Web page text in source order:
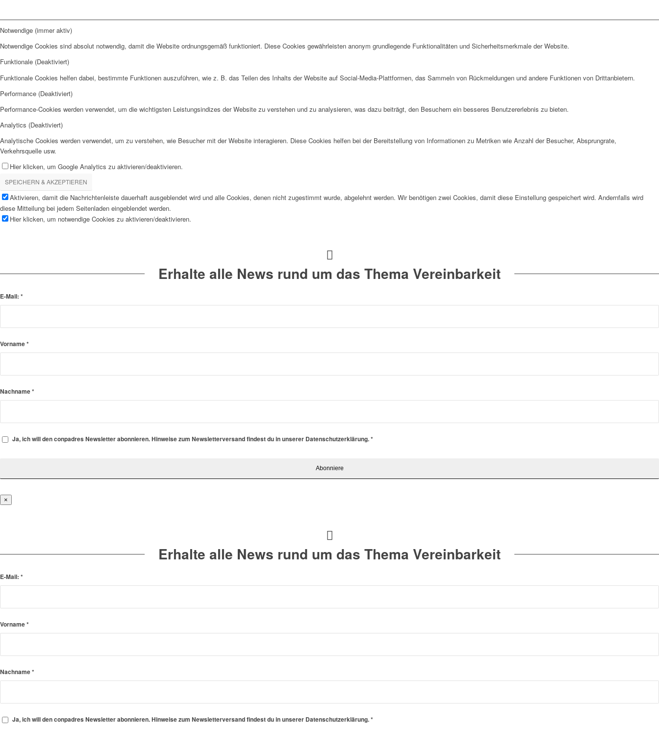
Notwendige (immer aktiv)
Notwendige Cookies sind absolut notwendig, damit die Website ordnungsgemäß funktioniert. Diese Cookies gewährleisten anonym grundlegende Funktionalitäten und Sicherheitsmerkmale der Website.
Funktionale (Deaktiviert)
Funktionale Cookies helfen dabei, bestimmte Funktionen auszuführen, wie z. B. das Teilen des Inhalts der Website auf Social-Media-Plattformen, das Sammeln von Rückmeldungen und andere Funktionen von Drittanbietern.
Performance (Deaktiviert)
Performance-Cookies werden verwendet, um die wichtigsten Leistungsindizes der Website zu verstehen und zu analysieren, was dazu beiträgt, den Besuchern ein besseres Benutzererlebnis zu bieten.
Analytics (Deaktiviert)
Analytische Cookies werden verwendet, um zu verstehen, wie Besucher mit der Website interagieren. Diese Cookies helfen bei der Bereitstellung von Informationen zu Metriken wie Anzahl der Besucher, Absprungrate,
Verkehrsquelle usw.
Hier klicken, um Google Analytics zu aktivieren/deaktivieren.
SPEICHERN & AKZEPTIEREN
Aktivieren, damit die Nachrichtenleiste dauerhaft ausgeblendet wird und alle Cookies, denen nicht zugestimmt wurde, abgelehnt werden. Wir benötigen zwei Cookies, damit diese Einstellung gespeichert wird. Andernfalls wird
diese Mitteilung bei jedem Seitenladen eingeblendet werden.
Hier klicken, um notwendige Cookies zu aktivieren/deaktivieren.
Erhalte alle News rund um das Thema Vereinbarkeit
E-Mail: *
Vorname*
Nachname*
Ja, ich will den conpadres Newsletter abonnieren. Hinweise zum Newsletterversand findest du in unserer Datenschutzerklärung.*
×
Erhalte alle News rund um das Thema Vereinbarkeit
E-Mail: *
Vorname*
Nachname*
Ja, ich will den conpadres Newsletter abonnieren. Hinweise zum Newsletterversand findest du in unserer Datenschutzerklärung.*